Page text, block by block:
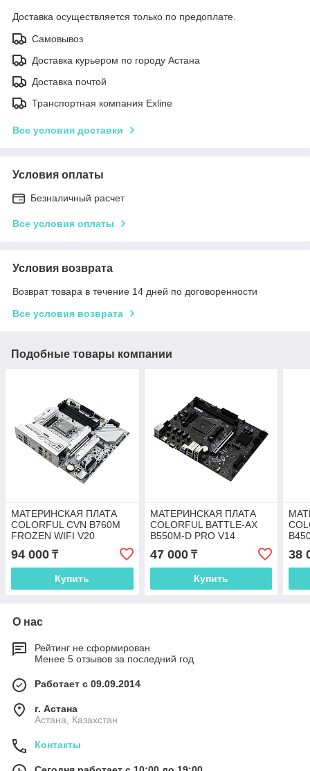
Доставка осуществляется только по предоплате.
Самовывоз
Доставка курьером по городу Астана
Доставка почтой
Транспортная компания Exline
Все условия доставки
Условия оплаты
Безналичный расчет
Все условия оплаты
Условия возврата
Возврат товара в течение 14 дней по договоренности
Все условия возврата
Подобные товары компании
МАТЕРИНСКАЯ ПЛАТА
COLORFUL CVN B760M
FROZEN WIFI V20
94 000 ₸
Купить
МАТЕРИНСКАЯ ПЛАТА
COLORFUL BATTLE-AX
B550M-D PRO V14
47 000₸
Купить
38
О нас
Рейтинг не сформирован
Менее 5 отзывов за последний год
Работает с 09.09.2014
г. Астана
Астана, Казахстан
Контакты